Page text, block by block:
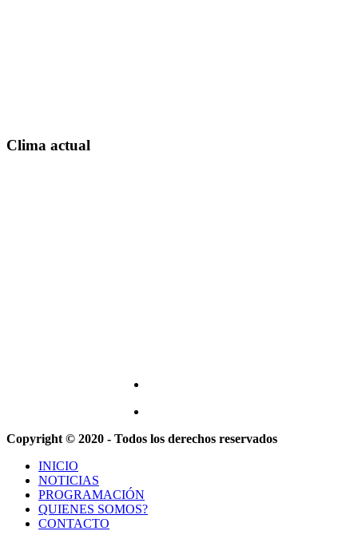
Clima actual
Copyright © 2020 - Todos los derechos reservados
INICIO
NOTICIAS
PROGRAMACIÓN
QUIENES SOMOS?
CONTACTO